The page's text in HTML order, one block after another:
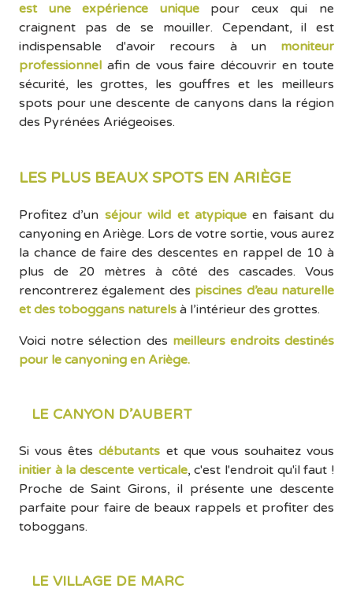
est une expérience uniquepour ceux qui ne
craignent pas de se mouiller. Cependant, il est
indispensable d'avoir recours à unmoniteur
professionnel afin de vous faire découvrir en toute
sécurité, les grottes, les gouffres et les meilleurs
spots pour une descente de canyons dans la région
des Pyrénées Ariégeoises.
LES PLUS BEAUX SPOTS EN ARIÈGE
Profitez d’un séjour wild et atypiqueen faisant du
canyoning en Ariège. Lors de votre sortie, vous aurez
la chance de faire des descentes en rappel de 10 à
plus de 20 mètres à côté des cascades. Vous
rencontrerez également des piscines d’eau naturelle
et des toboggans naturels à l’intérieur des grottes.
Voici notre sélection des meilleurs endroits destinés
pour le canyoning en Ariège.
LE CANYON D’AUBERT
Si vous êtesdébutants et que vous souhaitez vous
initier à la descente verticale, c'est l'endroit qu'il faut !
Proche de Saint Girons, il présente une descente
parfaite pour faire de beaux rappels et profiter des
toboggans.
LE VILLAGE DE MARC